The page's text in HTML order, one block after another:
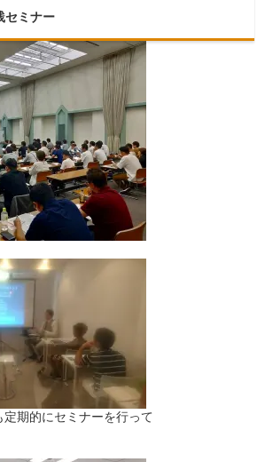
セミナー
期的にセミナーを行って